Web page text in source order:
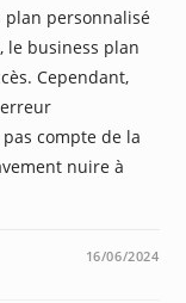
personnalisé
le business plan
Cependant,
compte de la
nuire à
16/06/2024